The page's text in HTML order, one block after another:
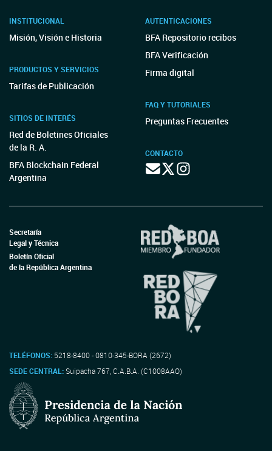
INSTITUCIONAL
Misión, Visión e Historia
PRODUCTOS Y SERVICIOS
Tarifas de Publicación
SITIOS DE INTERÉS
Red de Boletines Oficiales
de la R. A.
BFA Blockchain Federal
Argentina
AUTENTICACIONES
BFA Repositorio recibos
BFA Verificación
Firma digital
FAQ Y TUTORIALES
Preguntas Frecuentes
CONTACTO
Secretaría
Legal y Técnica
Boletín Oficial
de la República Argentina
TELÉFONOS: 5218-8400 - 0810-345-BORA (2672)
SEDE CENTRAL:Suipacha 767, C.A.B.A. (C1008AAO)